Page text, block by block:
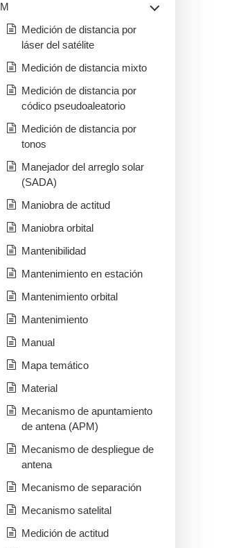
M
Medición de distancia por
láser del satélite
Medición de distancia mixto
Medición de distancia por
códico pseudoaleatorio
Medición de distancia por
tonos
Manejador del arreglo solar
(SADA)
Maniobra de actitud
Maniobra orbital
Mantenibilidad
Mantenimiento en estación
Mantenimiento orbital
Mantenimiento
Manual
Mapa temático
Material
Mecanismo de apuntamiento
de antena (APM)
Mecanismo de despliegue de
antena
Mecanismo de separación
Mecanismo satelital
Medición de actitud